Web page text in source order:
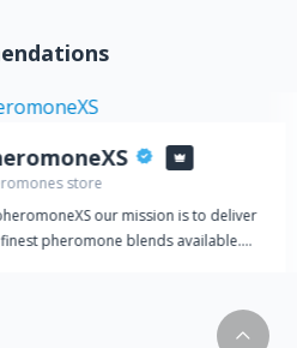
store
our mission is to deliver
pheromone blends available.
will only sell blends we